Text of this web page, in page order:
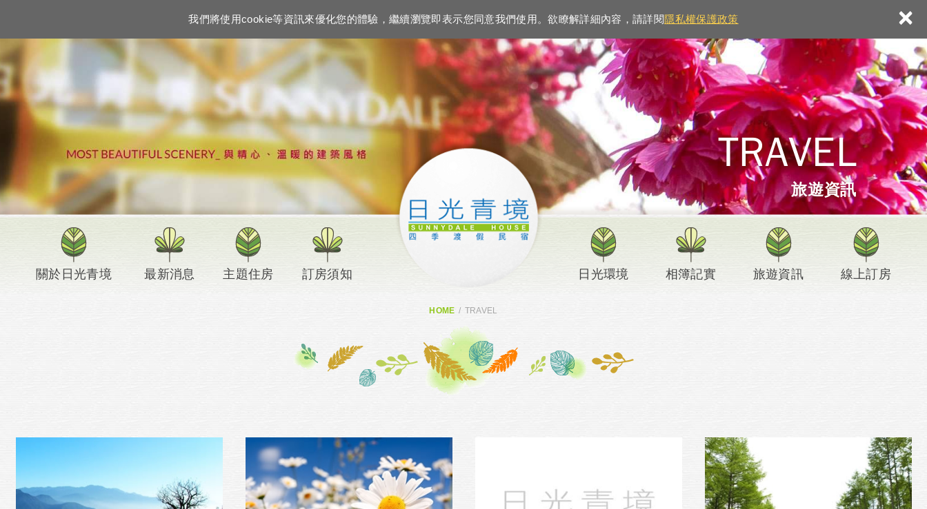
我們將使用cookie等資訊來優化您的體驗，繼續瀏覽即表示您同意我們使用。欲瞭解詳細內容，請詳閱隱私權保護政策 ×
LANGUAGE
關於日光青境 最新消息 主題住房 訂房須知 日光環境 相簿記實 旅遊資訊 線上訂房
TRAVEL
旅遊資訊
HOME TRAVEL